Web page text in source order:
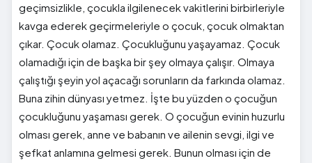
geçimsizlikle, çocukla ilgilenecek vakitlerini birbirleriyle
kavga ederek geçirmeleriyle o çocuk, çocuk olmaktan
çıkar. Çocuk olamaz. Çocukluğunu yaşayamaz. Çocuk
olamadığı için de başka bir şey olmaya çalışır. Olmaya
çalıştığı şeyin yol açacağı sorunların da farkında olamaz.
Buna zihin dünyası yetmez. İşte bu yüzden o çocuğun
çocukluğunu yaşaması gerek. O çocuğun evinin huzurlu
olması gerek, anne ve babanın ve ailenin sevgi, ilgi ve
şefkat anlamına gelmesi gerek. Bunun olması için de